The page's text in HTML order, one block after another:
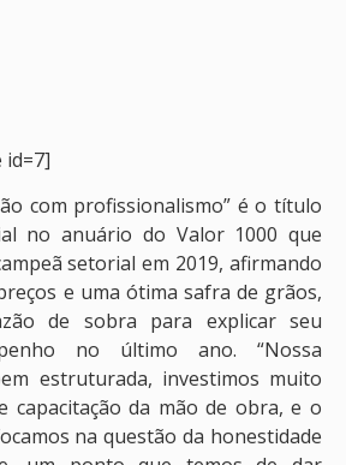
id=7]
com profissionalismo” é o título
no anuário do Valor 1000 que
setorial em 2019, afirmando
e uma ótima safra de grãos,
de sobra para explicar seu
no último ano. “Nossa
estruturada, investimos muito
capacitação da mão de obra, e o
na questão da honestidade